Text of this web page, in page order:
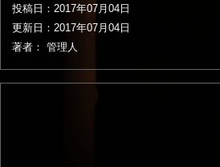
投稿日：2017年07月04日
更新日：2017年07月04日
著者： 管理人